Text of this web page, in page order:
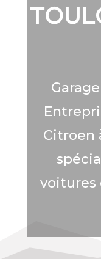
Citroen
voitures